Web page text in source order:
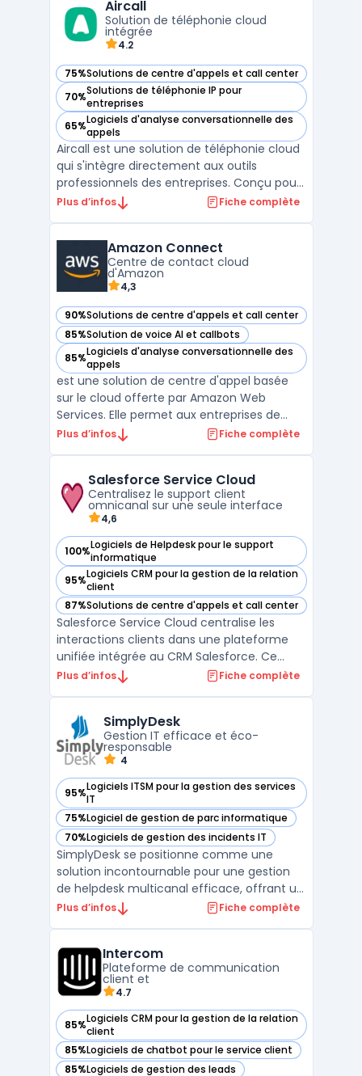
certaines tâches et facilite le travail d ...
Aircall
Solution de téléphonie cloud
intégrée
4.2
75%Solutions de centre d'appels et call center
— voir Aircall dans cette catégorie
70%Solutions de téléphonie IP pour
entreprises
— voir Aircall dans cette catégorie
65%Logiciels d'analyse conversationnelle des
appels
— voir Aircall dans cette catégorie
Aircall est une solution de téléphonie cloud
qui s'intègre directement aux outils
professionnels des entreprises. Conçu pour
répondre aux besoins des équipes
sortants avec une flexibilité accrue. La
plateforme repose sur un ...
Plus d’infos Fiche complète
Amazon Connect
Centre de contact cloud
d'Amazon
4,3
90%Solutions de centre d'appels et call center
— voir Amazon Connect dans cette catégorie
85%Solution de voice AI et callbots
— voir Amazon Connect dans cette catégorie
85%Logiciels d'analyse conversationnelle des
appels
— voir Amazon Connect dans cette catégorie
est une solution de centre d'appel basée
sur le cloud offerte par Amazon Web
Services. Elle permet aux entreprises de
gérer facilement leurs interactions clients
temps réel pour améliorer leurs
performances o ...
Plus d’infos Fiche complète
Salesforce Service Cloud
Centralisez le support client
omnicanal sur une seule interface
4,6
100%Logiciels de Helpdesk pour le support
informatique
— voir Salesforce Service Cloud dans cette catégorie
95%Logiciels CRM pour la gestion de la relation
client
— voir Salesforce Service Cloud dans cette catégorie
87%Solutions de centre d'appels et call center
— voir Salesforce Service Cloud dans cette catégorie
Salesforce Service Cloud centralise les
interactions clients dans une plateforme
unifiée intégrée au CRM Salesforce. Ce
service s’adresse aux entreprises cherchant
Les équipes métiers, impliquées dans la
gestion d ...
Plus d’infos Fiche complète
SimplyDesk
Gestion IT efficace et éco-
responsable
4
95%Logiciels ITSM pour la gestion des services
IT
— voir SimplyDesk dans cette catégorie
75%Logiciel de gestion de parc informatique
— voir SimplyDesk dans cette catégorie
70%Logiciels de gestion des incidents IT
— voir SimplyDesk dans cette catégorie
SimplyDesk se positionne comme une
solution incontournable pour une gestion
de helpdesk multicanal efficace, offrant un
support client optimal à travers divers
IT fait de SimplyDesk un outil essentiel pour
les service ...
Plus d’infos Fiche complète
Intercom
Plateforme de communication
client et
4.7
85%Logiciels CRM pour la gestion de la relation
client
— voir Intercom dans cette catégorie
85%Logiciels de chatbot pour le service client
— voir Intercom dans cette catégorie
85%Logiciels de gestion des leads